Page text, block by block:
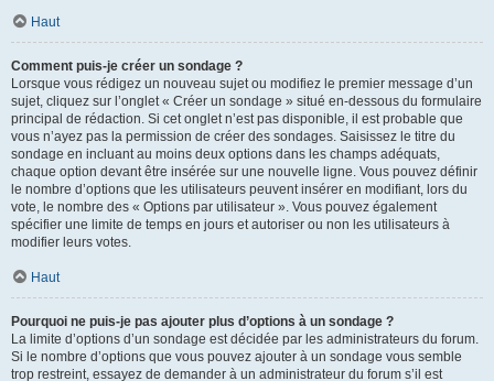
Haut
Comment puis-je créer un sondage ?
Lorsque vous rédigez un nouveau sujet ou modifiez le premier message d’un
sujet, cliquez sur l’onglet « Créer un sondage » situé en-dessous du formulaire
principal de rédaction. Si cet onglet n’est pas disponible, il est probable que
vous n’ayez pas la permission de créer des sondages. Saisissez le titre du
sondage en incluant au moins deux options dans les champs adéquats,
chaque option devant être insérée sur une nouvelle ligne. Vous pouvez définir
le nombre d’options que les utilisateurs peuvent insérer en modifiant, lors du
vote, le nombre des « Options par utilisateur ». Vous pouvez également
spécifier une limite de temps en jours et autoriser ou non les utilisateurs à
modifier leurs votes.
Haut
Pourquoi ne puis-je pas ajouter plus d’options à un sondage ?
La limite d’options d’un sondage est décidée par les administrateurs du forum.
Si le nombre d’options que vous pouvez ajouter à un sondage vous semble
trop restreint, essayez de demander à un administrateur du forum s’il est